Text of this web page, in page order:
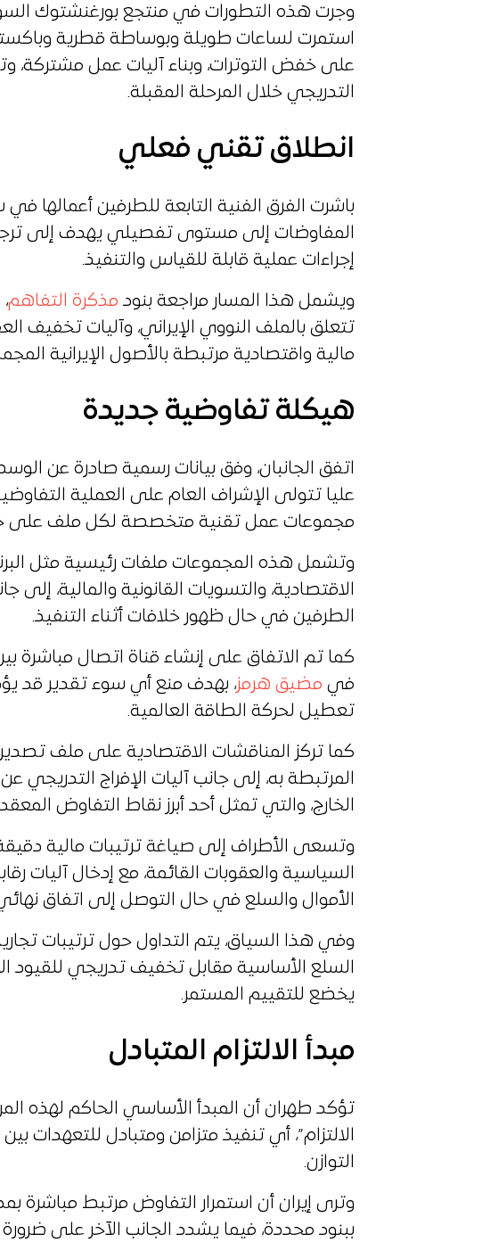
وجرت هذه التطورات في منتجع بورغنشتوك
استمرت لساعات طويلة وبوساطة قطرية
على خفض التوترات، وبناء آليات عمل مشتركة،
التدريجي خلال المرحلة المقبلة.
انطلاق تقني فعلي
باشرت الفرق الفنية التابعة للطرفين أعمالها
المفاوضات إلى مستوى تفصيلي يهدف إلى
إجراءات عملية قابلة للقياس والتنفيذ.
ويشمل هذا المسار مراجعة بنود مذكرة التفاهم
تتعلق بالملف النووي الإيراني، وآليات تخفيف
مالية واقتصادية مرتبطة بالأصول الإيرانية
هيكلة تفاوضية جديدة
اتفق الجانبان، وفق بيانات رسمية صادرة عن
عليا تتولى الإشراف العام على العملية
مجموعات عمل تقنية متخصصة لكل ملف على
وتشمل هذه المجموعات ملفات رئيسية مثل
الاقتصادية، والتسويات القانونية والمالية، إلى
الطرفين في حال ظهور خلافات أثناء التنفيذ.
كما تم الاتفاق على إنشاء قناة اتصال مباشرة
في مضيق هرمز، بهدف منع أي سوء تقدير قد
تعطيل لحركة الطاقة العالمية.
كما تركز المناقشات الاقتصادية على ملف تصدير
المرتبطة به، إلى جانب آليات الإفراج التدريجي
الخارج، والتي تمثل أحد أبرز نقاط التفاوض
وتسعى الأطراف إلى صياغة ترتيبات مالية دقيقة
السياسية والعقوبات القائمة، مع إدخال آليات
الأموال والسلع في حال التوصل إلى اتفاق
وفي هذا السياق، يتم التداول حول ترتيبات
السلع الأساسية مقابل تخفيف تدريجي للقيود
يخضع للتقييم المستمر.
مبدأ الالتزام المتبادل
تؤكد طهران أن المبدأ الأساسي الحاكم لهذه
الالتزام”، أي تنفيذ متزامن ومتبادل للتعهدات
التوازن.
وترى إيران أن استمرار التفاوض مرتبط مباشرة
ببنود محددة، فيما يشدد الجانب الآخر على